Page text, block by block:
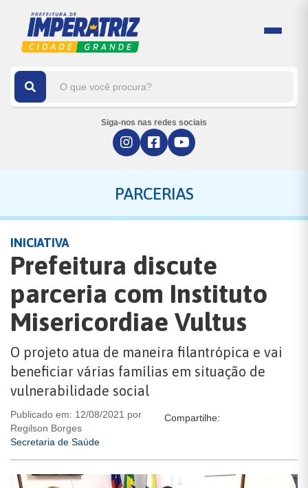
Siga-nos nas redes sociais
PARCERIAS
INICIATIVA
Prefeitura discute
parceria com Instituto
Misericordiae Vultus
O projeto atua de maneira filantrópica e vai
beneficiar várias famílias em situação de
vulnerabilidade social
Publicado em: 12/08/2021 por
Regilson Borges
Secretaria de Saúde
Compartilhe: